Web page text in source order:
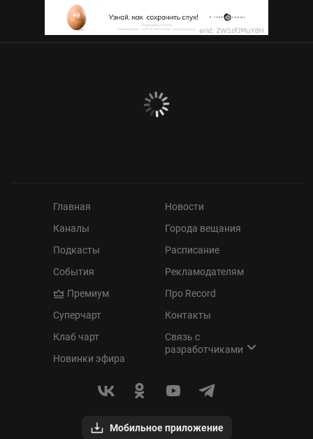
Главная
Каналы
Подкасты
События
Премиум
Суперчарт
Клаб чарт
Новинки эфира
Новости
Города вещания
Расписание
Рекламодателям
Про Record
Контакты
Связь с
разработчиками
Мобильное приложение